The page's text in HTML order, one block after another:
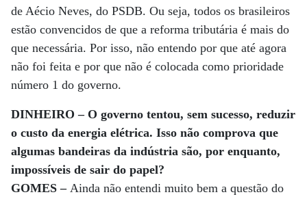
de Aécio Neves, do PSDB. Ou seja, todos os brasileiros
estão convencidos de que a reforma tributária é mais do
que necessária. Por isso, não entendo por que até agora
não foi feita e por que não é colocada como prioridade
número 1 do governo.
DINHEIRO – O governo tentou, sem sucesso, reduzir
o custo da energia elétrica. Isso não comprova que
algumas bandeiras da indústria são, por enquanto,
impossíveis de sair do papel?
GOMES – Ainda não entendi muito bem a questão do